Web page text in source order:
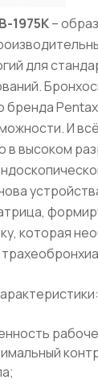
1975K–
для
бренда
И
в высоком
которая